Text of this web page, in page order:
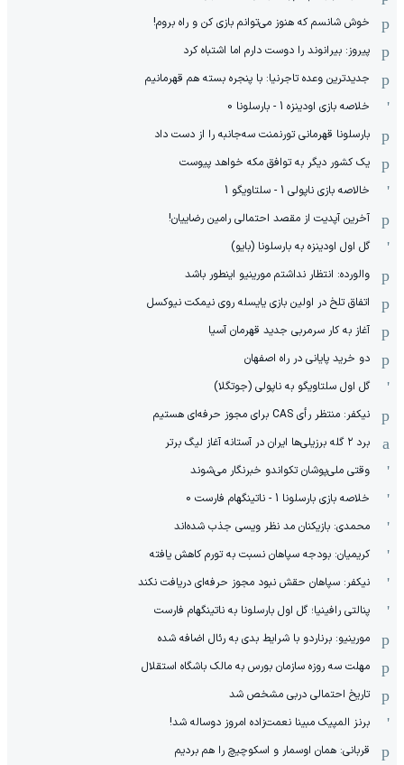
خوش شانسم که هنوز می‌توانم بازی کن و راه بروم!
پیروز: بیرانوند را دوست دارم اما اشتباه کرد
جدیدترین وعده تاجرنیا: با پنجره بسته هم قهرمانیم
خلاصه بازی اودینزه 1 - بارسلونا 0
بارسلونا قهرمانی تورنمنت سه‌جانبه را از دست داد
یک کشور دیگر به توافق مکه خواهد پیوست
خالاصه بازی ناپولی 1 - سلتاویگو 1
آخرین آپدیت از مقصد احتمالی رامین رضاییان!
گل اول اودینزه به بارسلونا (بایو)
والورده: انتظار نداشتم مورینیو اینطور باشد
اتفاق تلخ در اولین بازی یایسله روی نیمکت نیوکسل
آغاز به کار سرمربی جدید قهرمان آسیا
دو خرید پایانی در راه اصفهان
گل اول سلتاویگو به ناپولی (جوتگلا)
نیکفر: منتظر رأی CAS برای مجوز حرفه‌ای هستیم
برد ۲ گله برزیلی‌ها ایران در آستانه آغاز لیگ برتر
وقتی ملی‌پوشان تکواندو خبرنگار می‌شوند
خلاصه بازی بارسلونا 1 - ناتینگهام فارست 0
محمدی: بازیکنان مد نظر ویسی جذب شده‌اند
کریمیان: بودجه سپاهان نسبت به تورم کاهش یافته
نیکفر: سپاهان حقش نبود مجوز حرفه‌ای دریافت نکند
پنالتی رافینیا؛ گل اول بارسلونا به ناتینگهام فارست
مورینیو: برناردو با شرایط بدی به رئال اضافه شده
مهلت سه روزه سازمان بورس به مالک باشگاه استقلال
تاریخ احتمالی دربی مشخص شد
برنز المپیک مبینا نعمت‌زاده امروز دوساله شد!
قربانی: همان اوسمار و اسکوچیچ را هم بردیم